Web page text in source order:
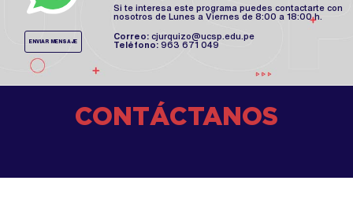
ENVIAR MENSAJE
Si te interesa este programa puedes contactarte con
nosotros de Lunes a Viernes de 8:00 a 18:00 h.
Correo:cjurquizo@ucsp.edu.pe
Teléfono:963 671 049
CONTÁCTANOS